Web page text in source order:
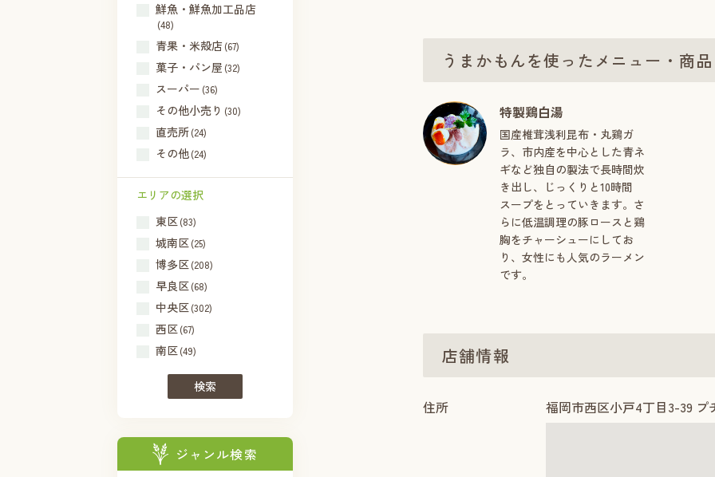
鮮魚・鮮魚加工品店
(48)
青果・米殻店(67)
菓子・パン屋 (32)
スーパー (36)
その他小売り (30)
直売所(24)
その他(24)
エリアの選択
東区(83)
城南区(25)
博多区(208)
早良区(68)
中央区(302)
西区(67)
南区(49)
検索
ジャンル検索
うまかもんを使ったメニュー・商品
特製鶏白湯
国産椎茸浅利昆布・丸鶏ガ
ラ、市内産を中心とした青ネ
ギなど独自の製法で長時間炊
き出し、じっくりと10時間
スープをとっていきます。さ
らに低温調理の豚ロースと鶏
胸をチャーシューにしてお
り、女性にも人気のラーメン
です。
店舗情報
住所 福岡市西区小戸4丁目3-39 プ